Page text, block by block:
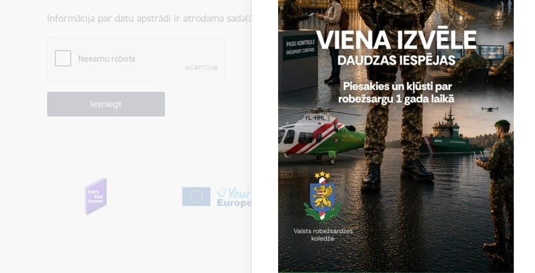
Informācija par datu apstrādi ir atrodama sadaļā: Privātuma politika
Vai šī informācija bija noderīga?